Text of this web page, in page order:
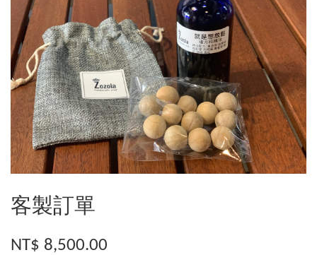
客製訂單
NT$ 8,500.00